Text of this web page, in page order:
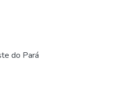
do Pará